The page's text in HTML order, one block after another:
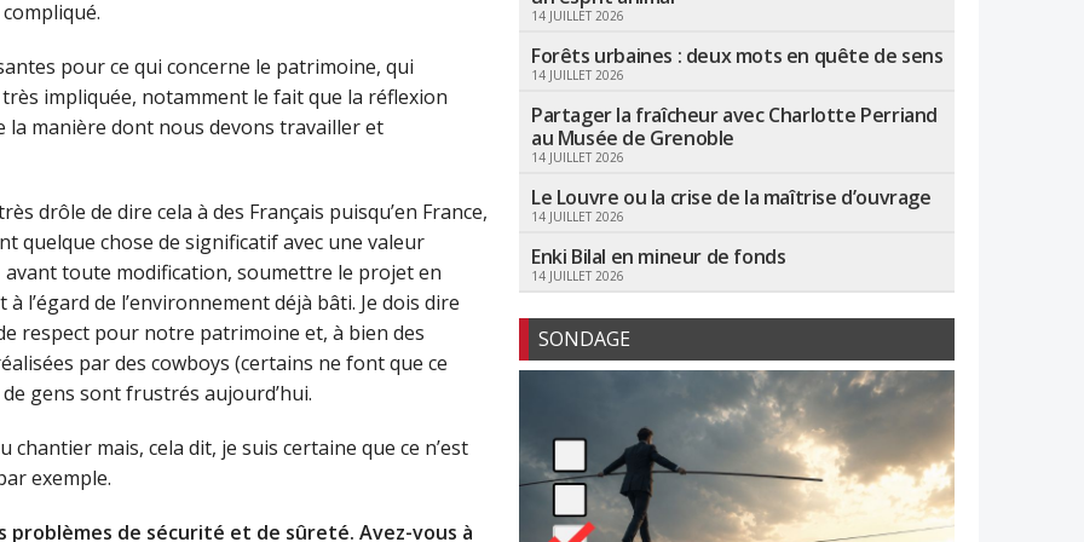
pour ce qui concerne le patrimoine, qui
impliquée, notamment le fait que la réflexion
manière dont nous devons travailler et
drôle de dire cela à des Français puisqu’en France,
quelque chose de significatif avec une valeur
toute modification, soumettre le projet en
l’égard de l’environnement déjà bâti. Je dois dire
respect pour notre patrimoine et, à bien des
par des cowboys (certains ne font que ce
gens sont frustrés aujourd’hui.
mais, cela dit, je suis certaine que ce n’est
exemple.
problèmes de sécurité et de sûreté. Avez-vous à
14 JUILLET 2026
Forêts urbaines : deux mots en quête de sens
14 JUILLET 2026
Partager la fraîcheur avec Charlotte Perriand
au Musée de Grenoble
14 JUILLET 2026
Le Louvre ou la crise de la maîtrise d’ouvrage
14 JUILLET 2026
Enki Bilal en mineur de fonds
14 JUILLET 2026
SONDAGE